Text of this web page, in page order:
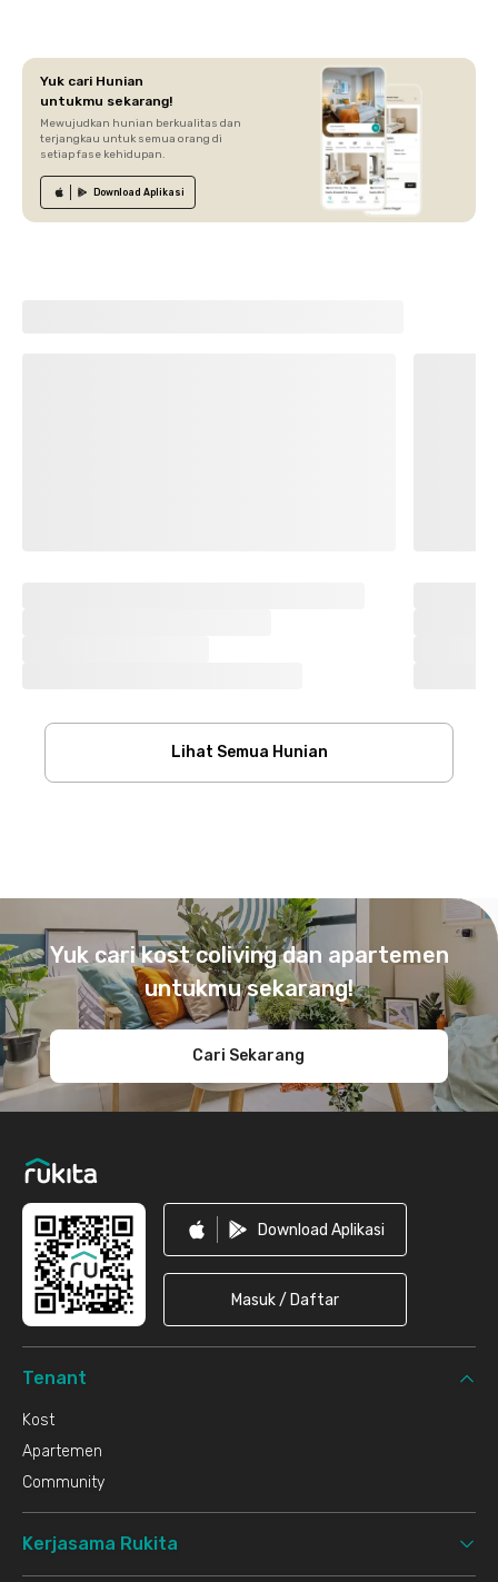
Yuk cari Hunian
untukmu sekarang!
Mewujudkan hunian berkualitas dan
terjangkau untuk semua orang di
setiap fase kehidupan.
Download Aplikasi
Lihat Semua Hunian
Yuk cari kost coliving dan apartemen
untukmu sekarang!
Cari Sekarang
Download Aplikasi
Masuk / Daftar
Tenant
Kost
Apartemen
Community
Kerjasama Rukita